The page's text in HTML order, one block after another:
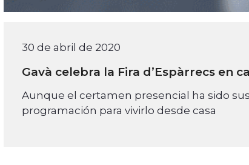
30 de abril de 2020
Gavà celebra la Fira d’Espàrrecs en
Aunque el certamen presencial ha sido
programación para vivirlo desde casa